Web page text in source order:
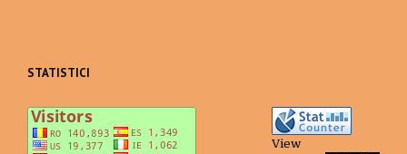
STATISTICI
View